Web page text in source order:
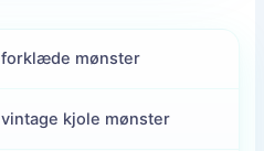
mønster
kjole mønster